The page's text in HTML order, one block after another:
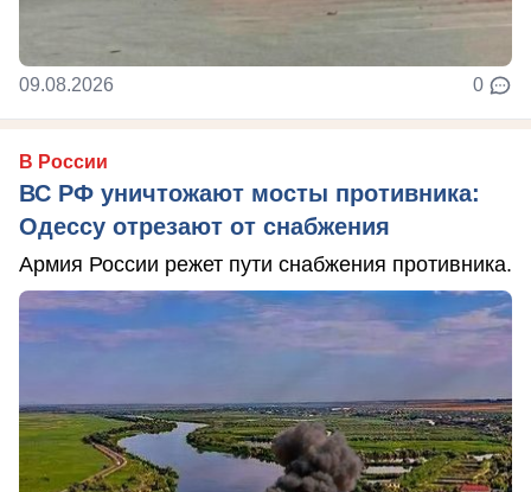
09.08.2026 0
В России
ВС РФ уничтожают мосты противника:
Одессу отрезают от снабжения
Армия России режет пути снабжения противника.